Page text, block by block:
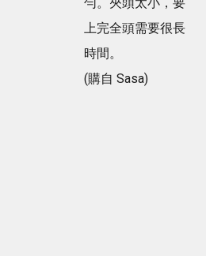
上完全頭需要很長
時間。
(購自 Sasa)